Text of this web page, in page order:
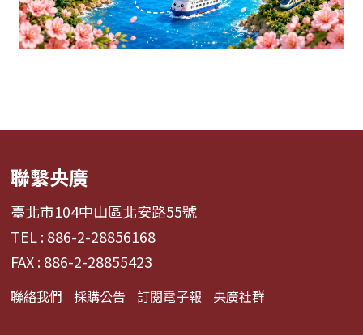
聯繫央廣
臺北市104中山區北安路55號
TEL : 886-2-28856168
FAX : 886-2-28855423
聯絡我們 採購公告 訂閱電子報 央廣社群